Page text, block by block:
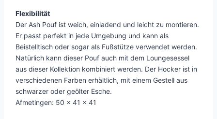
Flexibilität
Der Ash Pouf ist weich, einladend und leicht zu montieren.
Er passt perfekt in jede Umgebung und kann als
Beistelltisch oder sogar als Fußstütze verwendet werden.
Natürlich kann dieser Pouf auch mit dem Loungesessel
aus dieser Kollektion kombiniert werden. Der Hocker ist in
verschiedenen Farben erhältlich, mit einem Gestell aus
schwarzer oder geölter Esche.
Afmetingen: 50 x 41 x 41